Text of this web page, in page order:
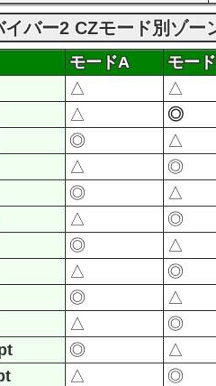
イバー2 CZモード別ゾー
モードA モー
△ △
△ ◎
◎ △
△ ◎
◎ △
△ ◎
◎ △
△ ◎
◎ △
△ ◎
◎ △
△ ◎